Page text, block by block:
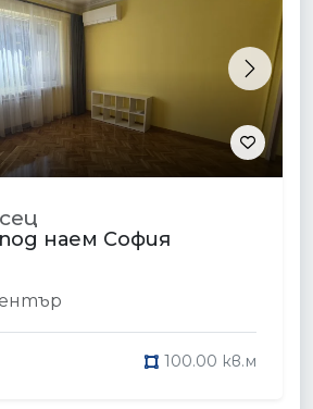
Next
наем София
100.00 кв.м